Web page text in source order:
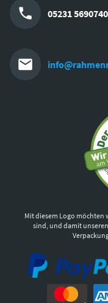
05231 5690740
Mit diesem Logo möchten
sind, und damit